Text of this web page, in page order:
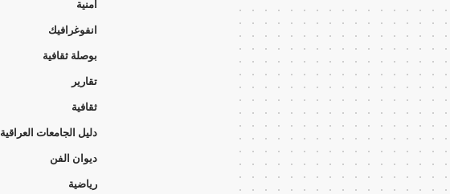
امنية
انفوغرافيك
بوصلة ثقافية
تقارير
ثقافية
دليل الجامعات العراقية
ديوان الفن
رياضية